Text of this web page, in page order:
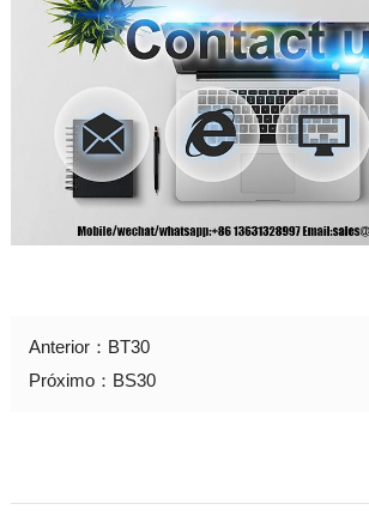
Anterior： BT30
Próximo： BS30